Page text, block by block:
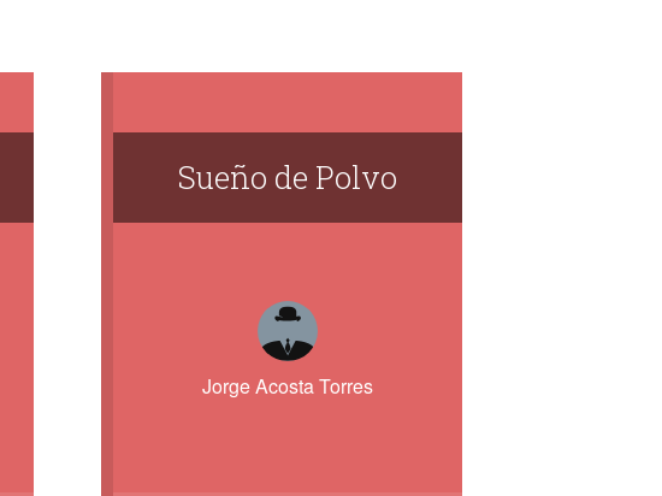
Sueño de Polvo
Jorge Acosta Torres